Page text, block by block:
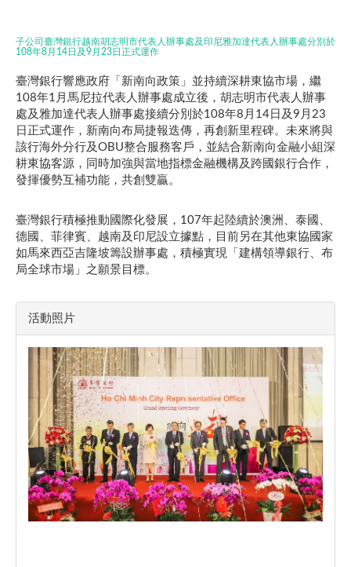
子公司臺灣銀行越南胡志明市代表人辦事處及印尼雅加達代表人辦事處分別於
108年8月14日及9月23日正式運作
臺灣銀行響應政府「新南向政策」並持續深耕東協市場，繼
108年1月馬尼拉代表人辦事處成立後，胡志明市代表人辦事
處及雅加達代表人辦事處接續分別於108年8月14日及9月23
日正式運作，新南向布局捷報迭傳，再創新里程碑。未來將與
該行海外分行及OBU整合服務客戶，並結合新南向金融小組深
耕東協客源，同時加強與當地指標金融機構及跨國銀行合作，
發揮優勢互補功能，共創雙贏。
臺灣銀行積極推動國際化發展，107年起陸續於澳洲、泰國、
德國、菲律賓、越南及印尼設立據點，目前另在其他東協國家
如馬來西亞吉隆坡籌設辦事處，積極實現「建構領導銀行、布
局全球市場」之願景目標。
活動照片​​